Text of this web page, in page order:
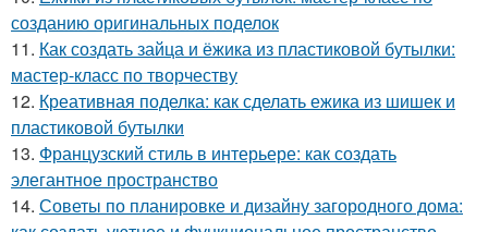
созданию оригинальных поделок
11. Как создать зайца и ёжика из пластиковой бутылки:
мастер-класс по творчеству
12. Креативная поделка: как сделать ежика из шишек и
пластиковой бутылки
13. Французский стиль в интерьере: как создать
элегантное пространство
14. Советы по планировке и дизайну загородного дома: